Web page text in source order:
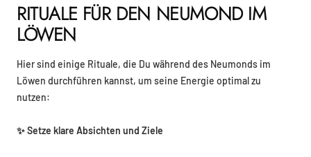
RITUALE FÜR DEN NEUMOND IM
LÖWEN
Hier sind einige Rituale, die Du während des Neumonds im
Löwen durchführen kannst, um seine Energie optimal zu
nutzen:
✨ Setze klare Absichten und Ziele